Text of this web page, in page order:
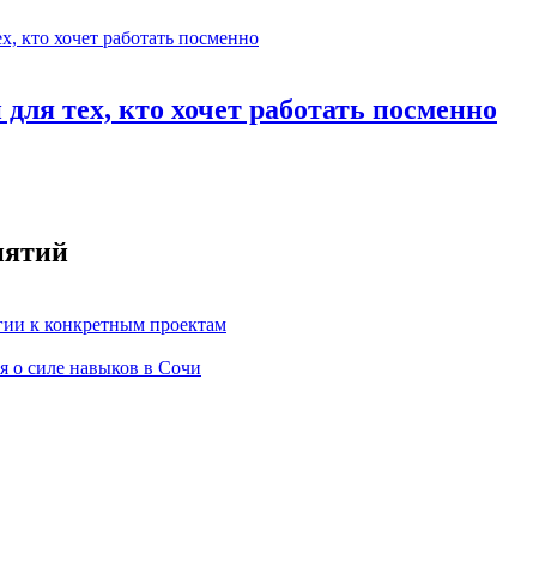
тех, кто хочет работать посменно
к конкретным проектам
силе навыков в Сочи